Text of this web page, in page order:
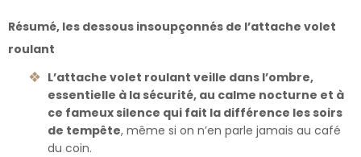
Résumé, les dessous insoupçonnés de l’attache volet
roulant
L’attache volet roulant veille dans l’ombre,
essentielle à la sécurité, au calme nocturne et à
ce fameux silence qui fait la différence les soirs
de tempête, même si on n’en parle jamais au café
du coin.